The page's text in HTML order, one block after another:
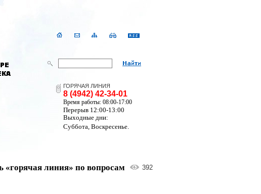
ГОРЯЧАЯ ЛИНИЯ
8 (4942) 42-34-01
Время работы: 08:00-17:00
Перерыв 12:00-13:00
Выходные дни:
Суббота, Воскресенье.
«горячая линия» по вопросам
392